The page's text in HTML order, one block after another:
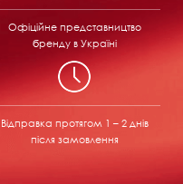
Офіційне представництво
бренду в Україні
Відправка протягом 1 – 2 днів
після замовлення